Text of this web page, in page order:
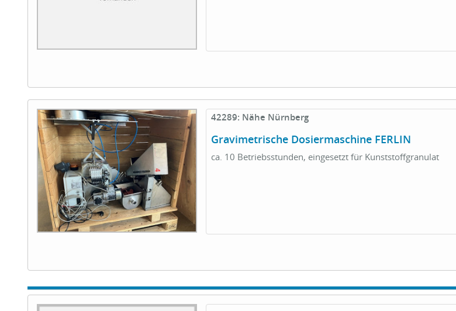
42289: Nähe Nürnberg
Gravimetrische Dosiermaschine FERLIN
ca. 10 Betriebsstunden, eingesetzt für Kunststoffgranulat